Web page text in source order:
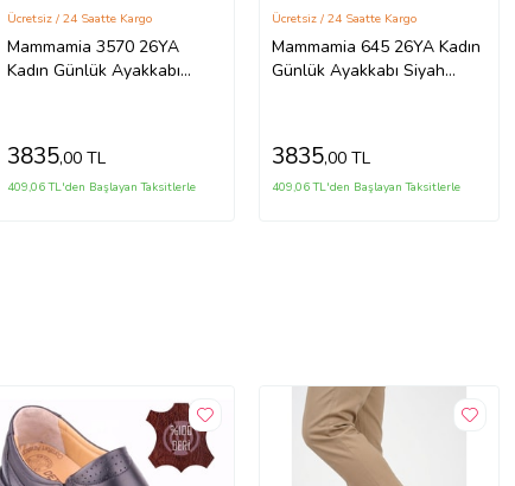
Mammamia 3570 26YA
Kadın Günlük Ayakkabı
Ücretsiz / 24 Saatte Kargo
3835,00 TL
409,06 TL'den Başlayan Taksitlerle
Mammamia 645 26YA Kadın
Günlük Ayakkabı Siyah
Ücretsiz / 24 Saatte Kargo
3835,00 TL
409,06 TL'den Başlayan Taksitlerle